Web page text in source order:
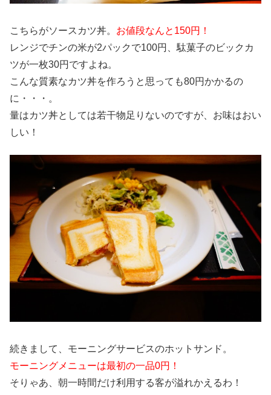
こちらがソースカツ丼。 お値段なんと150円！
レンジでチンの米が2パックで100円、駄菓子のビックカ
ツが一枚30円ですよね。
こんな質素なカツ丼を作ろうと思っても80円かかるの
に・・・。
量はカツ丼としては若干物足りないのですが、お味はおい
しい！
続きまして、モーニングサービスのホットサンド。
モーニングメニューは最初の一品0円！
そりゃあ、朝一時間だけ利用する客が溢れかえるわ！